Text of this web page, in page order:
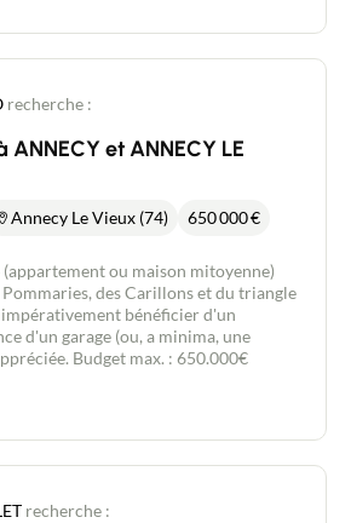
recherche :
ANNECY et ANNECY LE
Annecy Le Vieux (74) 650 000€
(appartement ou maison mitoyenne)
Pommaries, des Carillons et du triangle
bénéficier d'un
d'un garage (ou, a minima, une
Budget max. : 650.000€
recherche :